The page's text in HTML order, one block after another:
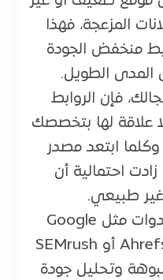
المزعجة، فهذا
منخفض الجودة
الطويل.
فإن الروابط
علاقة لها بتخصصك
وكلما ابتعد مصدر
احتمالية أن
طبيعي.
يمكنك الاعتماد على أدوات مثل Google
Search Console أو Ahrefs أو SEMrush
وتحليل جودة